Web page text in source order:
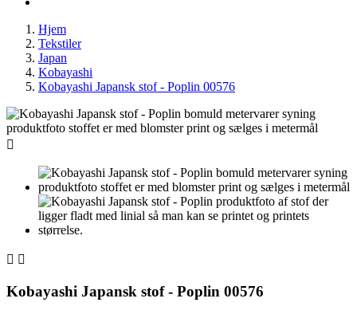
Hjem
Tekstiler
Japan
Kobayashi
Kobayashi Japansk stof - Poplin 00576

 
Kobayashi Japansk stof - Poplin 00576